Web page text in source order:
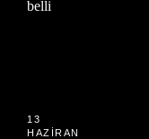
belli
13
HAZIRAN